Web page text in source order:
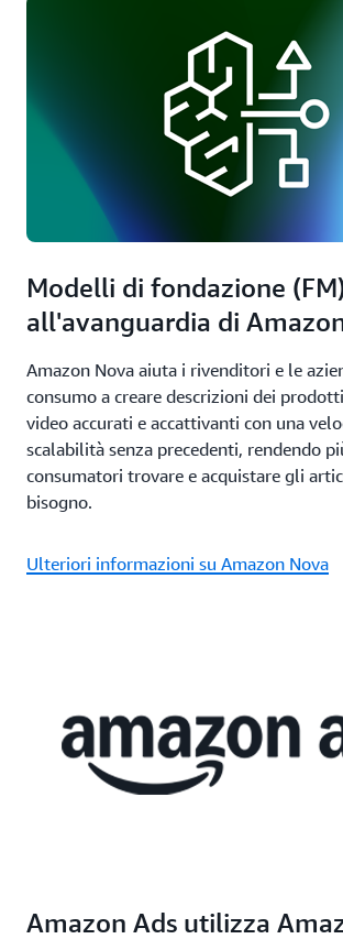
Modelli di fondazione
all'avanguardia di
Amazon Nova aiuta i rivenditori e le
consumo a creare descrizioni dei
video accurati e accattivanti con una
scalabilità senza precedenti, rendendo
consumatori trovare e acquistare gli
bisogno.
Ulteriori informazioni su Amazon Nova
Amazon Ads utilizza